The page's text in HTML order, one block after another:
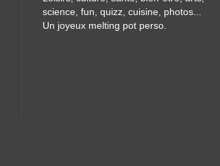
science, fun, quizz, cuisine, photos...
Un joyeux melting pot perso.